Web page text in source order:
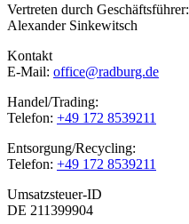
Vertreten durch Geschäftsführer:
Alexander Sinkewitsch
Kontakt
E-Mail: office@radburg.de
Handel/Trading:
Telefon: +49 172 8539211
Entsorgung/Recycling:
Telefon: +49 172 8539211
Umsatzsteuer-ID
DE 211399904